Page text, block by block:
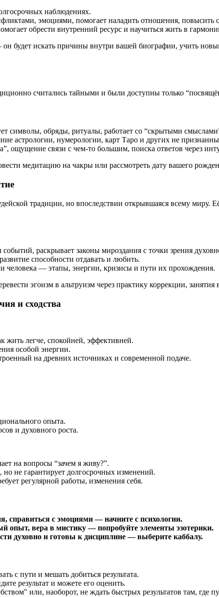
наблюдениях.
эмоциями, помогает наладить отношения, повысить
обрести внутренний ресурс и научиться жить в
будет искать причины внутри вашей биографии, учить
считались тайными и были доступны только
символы, обряды, ритуалы, работает со “скрытыми
астрологии, нумерологии, карт Таро и других не
ощущение связи с чем-то большим, поиска ответов через
медитацию на чакры или рассмотреть дату вашего
традиции, но впоследствии открывшаяся всему миру.
раскрывает законы мироздания с точки зрения
способности отдавать и любить.
человека — этапы, энергии, кризисы и пути их прохождения.
эгоизм в альтруизм через практику коррекции,
и сходства
легче, спокойней, эффективней.
особой энергии.
на древних источниках и современной подаче.
опыта.
и духовного роста.
на вопросы “зачем я живу?”.
не гарантирует долгосрочных изменений.
регулярной работы, изменения себя.
справиться с эмоциями — начните с психологии.
вера в мистику — попробуйте элементы эзотерики.
духовно и готовы к дисциплине — выберите каббалу.
с пути и мешать добиться результата.
результат и можете его оценить.
или, наоборот, не ждать быстрых результатов там, где